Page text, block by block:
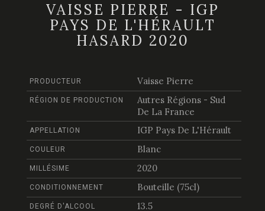
VAISSE PIERRE - IGP
PAYS DE L'HÉRAULT
HASARD 2020
PRODUCTEUR Vaisse Pierre
RÉGION DE PRODUCTION
Autres Régions - Sud
De La France
APPELLATION IGP Pays De L'Hérault
COULEUR Blanc
MILLÉSIME 2020
CONDITIONNEMENT Bouteille (75cl)
DEGRÉ D'ALCOOL 13.5